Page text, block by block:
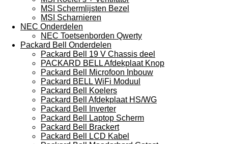
MSI Schermlijsten Bezel
MSI Scharnieren
NEC Onderdelen
NEC Toetsenborden Qwerty
Packard Bell Onderdelen
Packard Bell 19 V Chassis deel
PACKARD BELL Afdekplaat Knop
Packard Bell Microfoon Inbouw
Packard BELL WiFi Moduul
Packard Bell Koelers
Packard Bell Afdekplaat HS/WG
Packard Bell Inverter
Packard Bell Laptop Scherm
Packard Bell Brackert
Packard Bell LCD Kabel